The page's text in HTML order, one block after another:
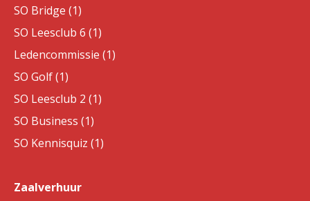
SO Bridge (1)
SO Leesclub 6 (1)
Ledencommissie (1)
SO Golf (1)
SO Leesclub 2 (1)
SO Business (1)
SO Kennisquiz (1)
Zaalverhuur